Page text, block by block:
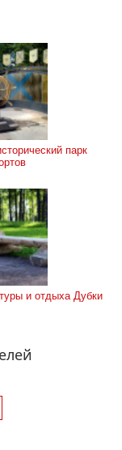
парк
и отдыха Дубки